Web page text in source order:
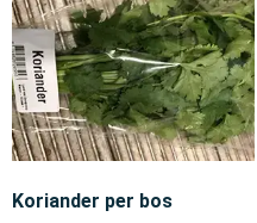
Koriander per bos